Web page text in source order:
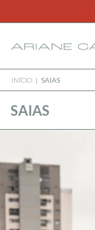
INÍCIO | SAIAS
SAIAS